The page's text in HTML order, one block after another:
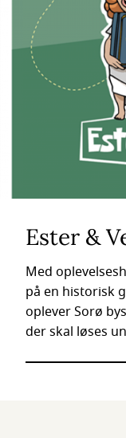
Ester &
Med
på en historisk
oplever Sorø
der skal løses